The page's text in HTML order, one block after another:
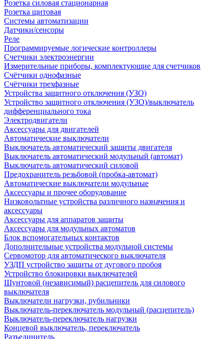
Розетка силовая стационарная
Розетка щитовая
Системы автоматизации
Датчики/сенсоры
Реле
Программируемые логические контроллеры
Счетчики электроэнергии
Измерительные приборы, комплектующие для счетчиков
Счётчики однофазные
Счётчики трехфазные
Устройства защитного отключения (УЗО)
Устройство защитного отключения (УЗО)/выключатель
дифференциального тока
Электродвигатели
Аксессуары для двигателей
Автоматические выключатели
Выключатель автоматический защиты двигателя
Выключатель автоматический модульный (автомат)
Выключатель автоматический силовой
Предохранитель резьбовой (пробка-автомат)
Автоматические выключатели модульные
Аксессуары и прочее оборудование
Низковольтные устройства различного назначения и
аксессуары
Аксессуары для аппаратов защиты
Аксессуары для модульных автоматов
Блок вспомогательных контактов
Дополнительные устройства модульной системы
Сервомотор для автоматического выключателя
УЗДП устройство защиты от дугового пробоя
Устройство блокировки выключателей
Шунтовой (независимый) расцепитель для силового
выключателя
Выключатели нагрузки, рубильники
Выключатель-переключатель модульный (расцепитель)
Выключатель-переключатель нагрузки
Концевой выключатель, переключатель
Разъединитель